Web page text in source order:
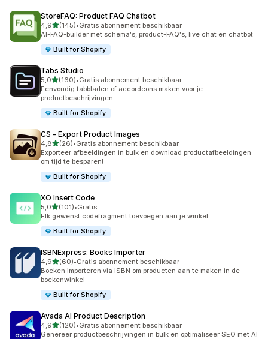
StoreFAQ: Product FAQ Chatbot
4,9van 5 sterren
(145)
145 recensies in totaal
•Gratis abonnement beschikbaar
AI-FAQ-builder met schema's, product-FAQ's, live chat en chatbot
Built for Shopify
Tabs Studio
5,0van 5 sterren
(160)
160 recensies in totaal
•Gratis abonnement beschikbaar
Eenvoudig tabbladen of accordeons maken voor je
productbeschrijvingen
Built for Shopify
CS ‑ Export Product Images
4,8van 5 sterren
(26)
26 recensies in totaal
•Gratis abonnement beschikbaar
Exporteer afbeeldingen in bulk en download productafbeeldingen
om tijd te besparen!
Built for Shopify
XO Insert Code
5,0van 5 sterren
(101)
101 recensies in totaal
•Gratis
Elk gewenst codefragment toevoegen aan je winkel
Built for Shopify
ISBNExpress: Books Importer
4,9van 5 sterren
(60)
60 recensies in totaal
•Gratis abonnement beschikbaar
Boeken importeren via ISBN om producten aan te maken in de
boekenwinkel
Built for Shopify
Avada AI Product Description
4,9van 5 sterren
(120)
120 recensies in totaal
•Gratis abonnement beschikbaar
Genereer productbeschrijvingen in bulk en optimaliseer SEO met AI